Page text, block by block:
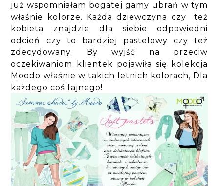
już wspomniałam bogatej gamy ubrań w tym
właśnie kolorze. Każda dziewczyna czy też
kobieta znajdzie dla siebie odpowiedni
odcień czy to bardziej pastelowy czy też
zdecydowany. By wyjść na przeciw
oczekiwaniom klientek pojawiła się kolekcja
Moodo właśnie w takich letnich kolorach, Dla
każdego coś fajnego!